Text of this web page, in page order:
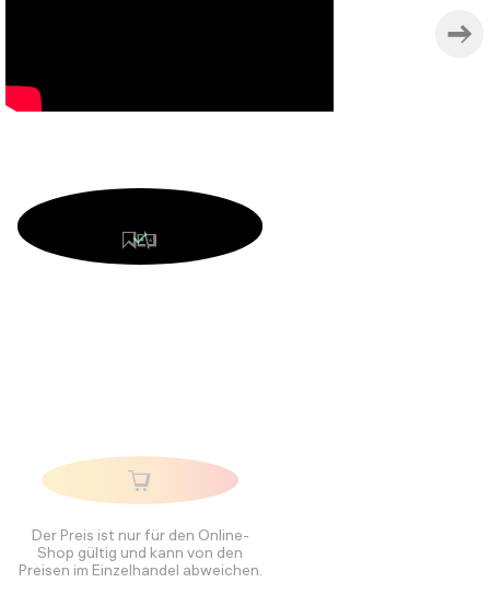
Der Preis ist nur für den Online-
Shop gültig und kann von den
Preisen im Einzelhandel abweichen.